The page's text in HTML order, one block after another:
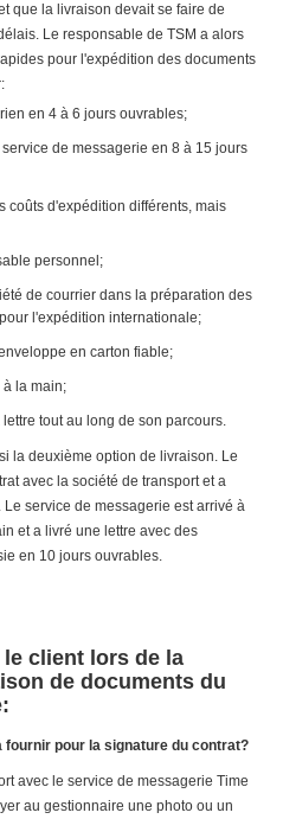
que la livraison devait se faire de
Le responsable de TSM a alors
pour l'expédition des documents
en 4 à 6 jours ouvrables;
de messagerie en 8 à 15 jours
coûts d'expédition différents, mais
personnel;
de courrier dans la préparation des
l'expédition internationale;
en carton fiable;
à la main;
tout au long de son parcours.
la deuxième option de livraison. Le
avec la société de transport et a
service de messagerie est arrivé à
et a livré une lettre avec des
en 10 jours ouvrables.
client lors de la
de documents du
pour la signature du contrat?
avec le service de messagerie Time
au gestionnaire une photo ou un